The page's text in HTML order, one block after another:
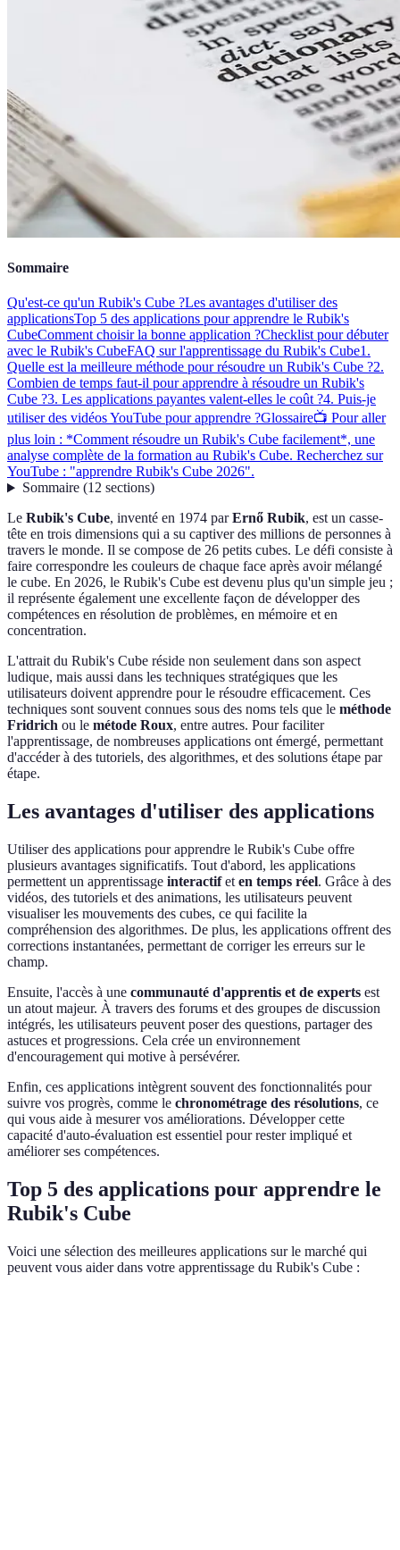
Sommaire
Qu'est-ce qu'un Rubik's Cube ?Les avantages d'utiliser des
applicationsTop 5 des applications pour apprendre le Rubik's
CubeComment choisir la bonne application ?Checklist pour débuter
avec le Rubik's CubeFAQ sur l'apprentissage du Rubik's Cube1.
Quelle est la meilleure méthode pour résoudre un Rubik's Cube ?2.
Combien de temps faut-il pour apprendre à résoudre un Rubik's
Cube ?3. Les applications payantes valent-elles le coût ?4. Puis-je
utiliser des vidéos YouTube pour apprendre ?Glossaire📺 Pour aller
plus loin : *Comment résoudre un Rubik's Cube facilement*, une
analyse complète de la formation au Rubik's Cube. Recherchez sur
YouTube : "apprendre Rubik's Cube 2026".
Sommaire(12 sections)
Le Rubik's Cube, inventé en 1974 parErnő Rubik, est un casse-
tête en trois dimensions qui a su captiver des millions de personnes à
travers le monde. Il se compose de 26 petits cubes. Le défi consiste à
faire correspondre les couleurs de chaque face après avoir mélangé
le cube. En 2026, le Rubik's Cube est devenu plus qu'un simple jeu ;
il représente également une excellente façon de développer des
compétences en résolution de problèmes, en mémoire et en
concentration.
L'attrait du Rubik's Cube réside non seulement dans son aspect
ludique, mais aussi dans les techniques stratégiques que les
utilisateurs doivent apprendre pour le résoudre efficacement. Ces
techniques sont souvent connues sous des noms tels que le méthode
Fridrich ou le métode Roux, entre autres. Pour faciliter
l'apprentissage, de nombreuses applications ont émergé, permettant
d'accéder à des tutoriels, des algorithmes, et des solutions étape par
étape.
Les avantages d'utiliser des applications
Utiliser des applications pour apprendre le Rubik's Cube offre
plusieurs avantages significatifs. Tout d'abord, les applications
permettent un apprentissage interactifet en temps réel. Grâce à des
vidéos, des tutoriels et des animations, les utilisateurs peuvent
visualiser les mouvements des cubes, ce qui facilite la
compréhension des algorithmes. De plus, les applications offrent des
corrections instantanées, permettant de corriger les erreurs sur le
champ.
Ensuite, l'accès à une communauté d'apprentis et de experts est
un atout majeur. À travers des forums et des groupes de discussion
intégrés, les utilisateurs peuvent poser des questions, partager des
astuces et progressions. Cela crée un environnement
d'encouragement qui motive à persévérer.
Enfin, ces applications intègrent souvent des fonctionnalités pour
suivre vos progrès, comme le chronométrage des résolutions, ce
qui vous aide à mesurer vos améliorations. Développer cette
capacité d'auto-évaluation est essentiel pour rester impliqué et
améliorer ses compétences.
Top 5 des applications pour apprendre le
Rubik's Cube
Voici une sélection des meilleures applications sur le marché qui
peuvent vous aider dans votre apprentissage du Rubik's Cube :